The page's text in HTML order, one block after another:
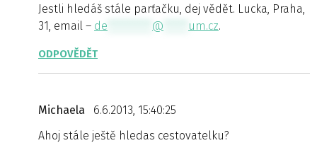
Jestli hledáš stále parťačku, dej vědět. Lucka, Praha,
31, email – de @ um.cz.
ODPOVĚDĚT
Michaela
6.6.2013, 15:40:25
Ahoj stále ještě hledas cestovatelku?